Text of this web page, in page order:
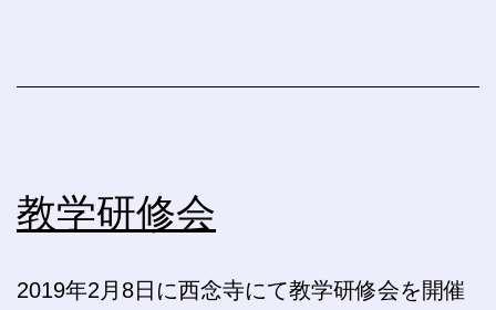
教学研修会
2019年2月8日に西念寺にて教学研修会を開催